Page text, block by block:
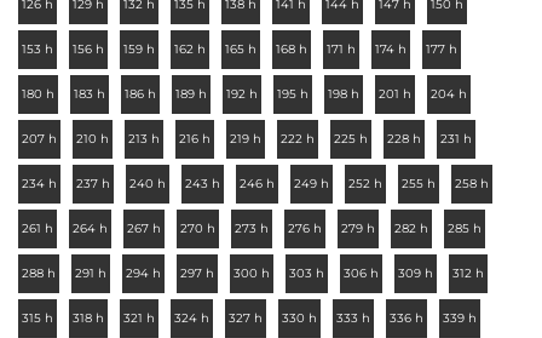
126 h 129 h 132 h 135 h 138 h 141 h 144 h 147 h 150 h
153 h 156 h 159 h 162 h 165 h 168 h 171 h 174 h 177 h
180 h 183 h 186 h 189 h 192 h 195 h 198 h 201 h 204 h
207 h 210 h 213 h 216 h 219 h 222 h 225 h 228 h 231 h
234 h 237 h 240 h 243 h 246 h 249 h 252 h 255 h 258 h
261 h 264 h 267 h 270 h 273 h 276 h 279 h 282 h 285 h
288 h 291 h 294 h 297 h 300 h 303 h 306 h 309 h 312 h
315 h 318 h 321 h 324 h 327 h 330 h 333 h 336 h 339 h